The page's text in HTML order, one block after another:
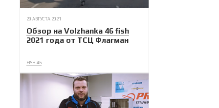
20 АВГУСТА 2021
Обзор на Volzhanka 46 fish
2021 года от ТСЦ Флагман
FISH 46